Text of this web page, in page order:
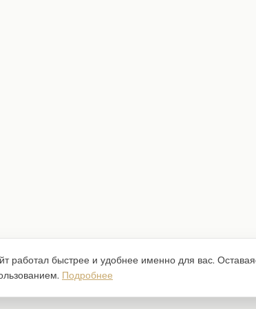
работал быстрее и удобнее именно для вас.
Подробнее